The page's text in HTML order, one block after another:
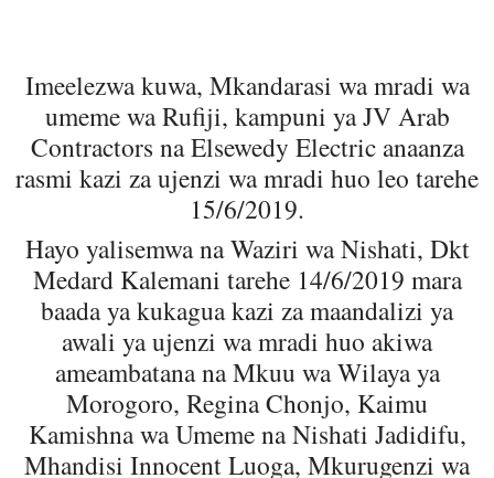
Imeelezwa kuwa, Mkandarasi wa mradi wa
umeme wa Rufiji, kampuni ya JV Arab
Contractors na Elsewedy Electric anaanza
rasmi kazi za ujenzi wa mradi huo leo tarehe
15/6/2019.
Hayo yalisemwa na Waziri wa Nishati, Dkt
Medard Kalemani tarehe 14/6/2019 mara
baada ya kukagua kazi za maandalizi ya
awali ya ujenzi wa mradi huo akiwa
ameambatana na Mkuu wa Wilaya ya
Morogoro, Regina Chonjo, Kaimu
Kamishna wa Umeme na Nishati Jadidifu,
Mhandisi Innocent Luoga, Mkurugenzi wa